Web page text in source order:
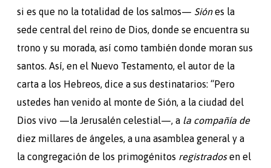
si es que no la totalidad de los salmos— Siónes la
sede central del reino de Dios, donde se encuentra su
trono y su morada, así como también donde moran sus
santos. Así, en el Nuevo Testamento, el autor de la
carta a los Hebreos, dice a sus destinatarios: “Pero
ustedes han venido al monte de Sión, a la ciudad del
Dios vivo —la Jerusalén celestial—, a la compañía de
diez millares de ángeles, a una asamblea general y a
la congregación de los primogénitos registradosen el